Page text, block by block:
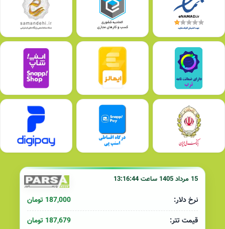
15 مرداد 1405 ساعت 13:16:44
نرخ دلار:
187,000 تومان
قیمت تتر:
187,679 تومان